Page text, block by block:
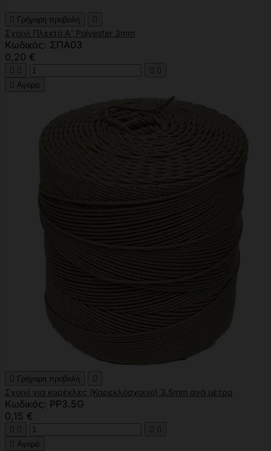
 Γρήγορη προβολή 
Σχοινί Πλεκτό Α' Polyester 3mm
Κωδικός: ΣΠΑ03
0,20 €
   
 Αγορά
 Γρήγορη προβολή 
Σχοινί για καρέκλες (Καρεκλόσχοινο) 3.5mm ανά μέτρο
Κωδικός: PP3.5G
0,15 €
   
 Αγορά